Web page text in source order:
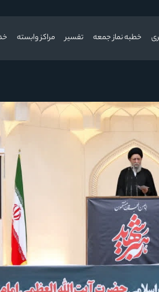
خطبه نماز جمعه تفسیر مراکز وابسته